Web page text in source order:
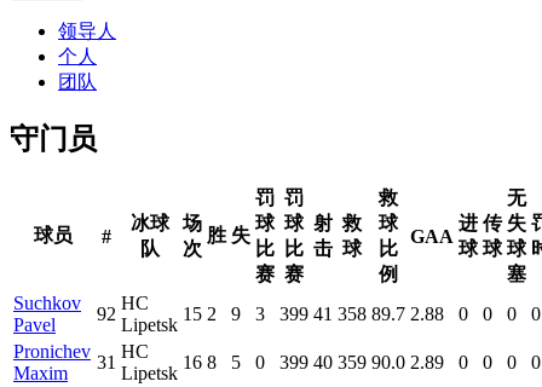
领导人
个人
团队
守门员
球员 #
冰球
队
场
次
胜 失
罚
球
比
赛
罚
球
比
赛
射
击
救
球
救
球
比
例
GAA
进
球
传
球
无
失
球
塞
Suchkov
Pavel
92
HC
Lipetsk
15 2 9 3 399 41 358 89.7 2.88 0 0 0
0
Pronichev
Maxim
31
HC
Lipetsk
16 8 5 0 399 40 359 90.0 2.89 0 0 0
0